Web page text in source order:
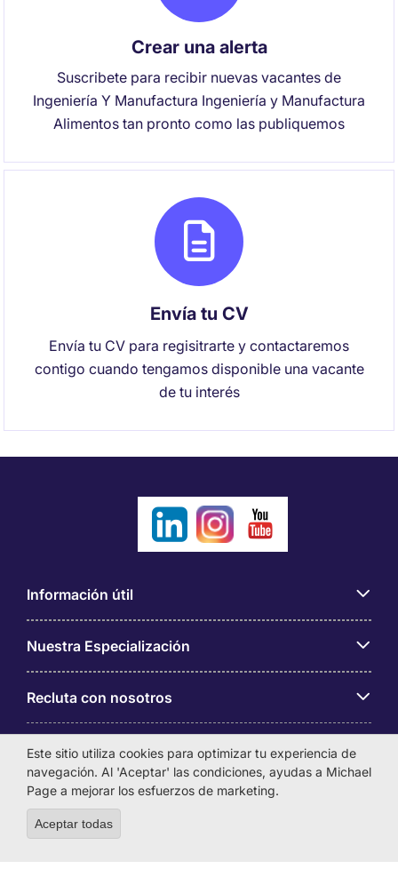
Crear una alerta
Suscribete para recibir nuevas vacantes de
Ingeniería Y Manufactura Ingeniería y Manufactura
Alimentos tan pronto como las publiquemos
Envía tu CV
Envía tu CV para regisitrarte y contactaremos
contigo cuando tengamos disponible una vacante
de tu interés
Información útil
Nuestra Especialización
Recluta con nosotros
Sobre Michael Page
Este sitio utiliza cookies para optimizar tu experiencia de
navegación. Al 'Aceptar' las condiciones, ayudas a Michael
Page a mejorar los esfuerzos de marketing.
Aceptar todas